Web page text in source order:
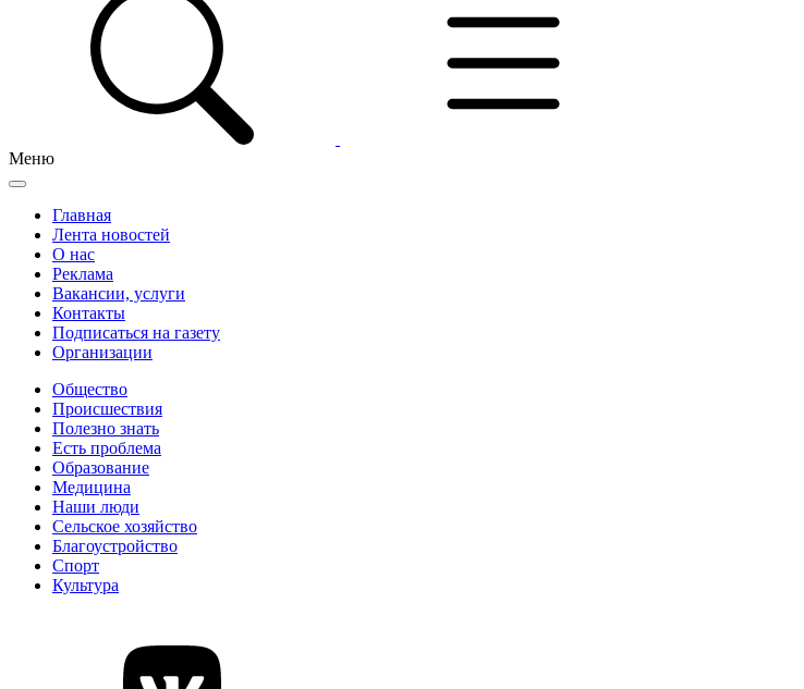
Меню
Главная
Лента новостей
О нас
Реклама
Вакансии, услуги
Контакты
Подписаться на газету
Организации
Общество
Происшествия
Полезно знать
Есть проблема
Образование
Медицина
Наши люди
Сельское хозяйство
Благоустройство
Спорт
Культура